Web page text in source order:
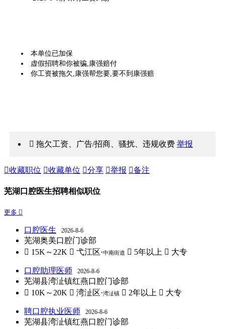
本单位已加保
虚假招聘和你被骗,康强赔付
你工资被拖欠,康强帮您要,要不到康强赔
 拖欠工资、广告/招商、骚扰、违规收费举报
收藏职位 收藏单位 分享 举报 备注
芜湖口腔医生招聘相似职位
更多 
口腔医生 2026-8-6
芜湖奥美口腔门诊部
 15K～22K  弋江区·中南街道  5年以上  大专
口腔助理医师 2026-8-6
芜湖县湾沚镇红燕口腔门诊部
 10K～20K  湾沚区·湾沚镇  2年以上  大专
聘口腔执业医师 2026-8-6
芜湖县湾沚镇红燕口腔门诊部